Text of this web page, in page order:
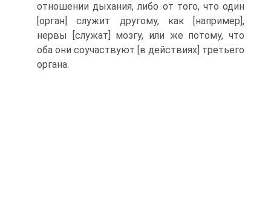
отношении дыхания, либо от того, что один
[орган] служит другому, как [например],
нервы [служат] мозгу, или же потому, что
оба они соучаствуют [в действиях] третьего
органа.